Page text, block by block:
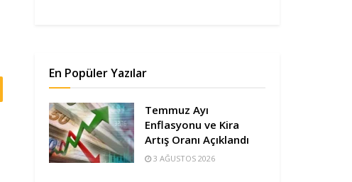
En Popüler Yazılar
Temmuz Ayı
Enflasyonu ve Kira
Artış Oranı Açıklandı
3 AĞUSTOS 2026